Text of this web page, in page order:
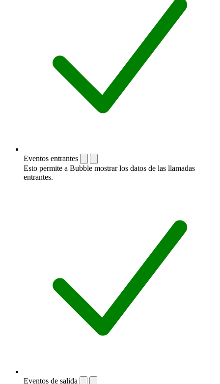
Eventos entrantes
Esto permite a Bubble mostrar los datos de las llamadas
entrantes.
Eventos de salida